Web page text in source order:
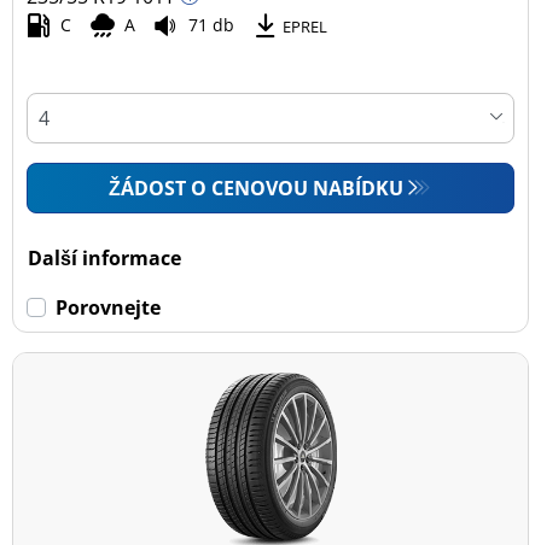
C A 71 db EPREL
ŽÁDOST O CENOVOU NABÍDKU
Další informace
Porovnejte